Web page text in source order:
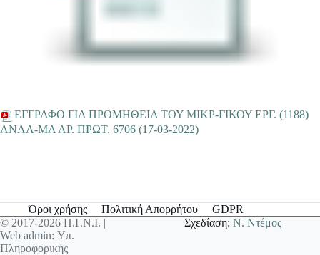
EΓΓΡΑΦΟ ΓΙΑ ΠΡΟΜΗΘΕΙΑ ΤΟΥ ΜΙΚΡ-ΓΙΚΟΥ ΕΡΓ. (1188)
ANΑΛ-ΜΑ ΑΡ. ΠΡΩΤ. 6706 (17-03-2022)
Όροι χρήσης Πολιτική Απορρήτου
GDPR
© 2017-2026 Π.Γ.Ν.Ι. |
Web admin: Υπ.
Πληροφορικής
Σχεδίαση:Ν. Ντέμος